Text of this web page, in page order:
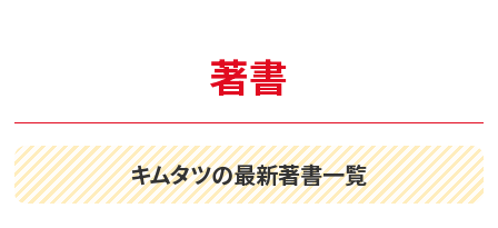
著書
キムタツの最新著書一覧